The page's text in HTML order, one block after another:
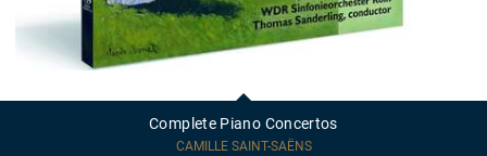
Complete Piano Concertos
CAMILLE SAINT-SAËNS